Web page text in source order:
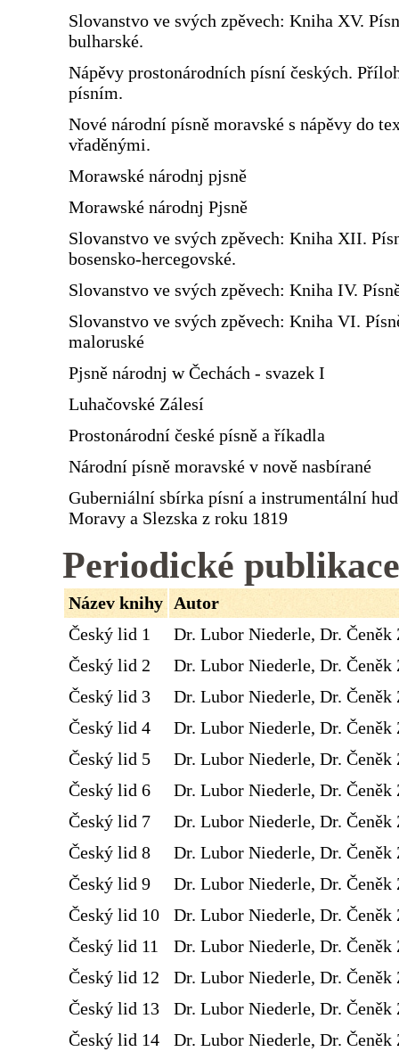
Slovanstvo ve svých zpěvech: Kniha XV.
bulharské.
Nápěvy prostonárodních písní českých.
písním.
Nové národní písně moravské s nápěvy do
vřaděnými.
Morawské národnj pjsně
Morawské národnj Pjsně
Slovanstvo ve svých zpěvech: Kniha XII.
bosensko-hercegovské.
Slovanstvo ve svých zpěvech: Kniha IV.
Slovanstvo ve svých zpěvech: Kniha VI.
maloruské
Pjsně národnj w Čechách - svazek I
Luhačovské Zálesí
Prostonárodní české písně a říkadla
Národní písně moravské v nově nasbírané
Guberniální sbírka písní a instrumentální
Moravy a Slezska z roku 1819
Periodické publikace
Název knihy Autor
Český lid 1
Dr. Lubor Niederle, Dr. Čeněk
Český lid 2
Dr. Lubor Niederle, Dr. Čeněk
Český lid 3
Dr. Lubor Niederle, Dr. Čeněk
Český lid 4
Dr. Lubor Niederle, Dr. Čeněk
Český lid 5
Dr. Lubor Niederle, Dr. Čeněk
Český lid 6
Dr. Lubor Niederle, Dr. Čeněk
Český lid 7
Dr. Lubor Niederle, Dr. Čeněk
Český lid 8
Dr. Lubor Niederle, Dr. Čeněk
Český lid 9
Dr. Lubor Niederle, Dr. Čeněk
Český lid 10
Dr. Lubor Niederle, Dr. Čeněk
Český lid 11
Dr. Lubor Niederle, Dr. Čeněk
Český lid 12
Dr. Lubor Niederle, Dr. Čeněk
Český lid 13
Dr. Lubor Niederle, Dr. Čeněk
Český lid 14
Dr. Lubor Niederle, Dr. Čeněk